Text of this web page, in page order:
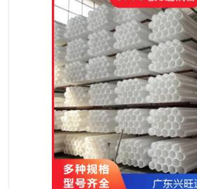
UPVC电力通讯管
联塑PVC管 联塑
联塑PE管 联塑